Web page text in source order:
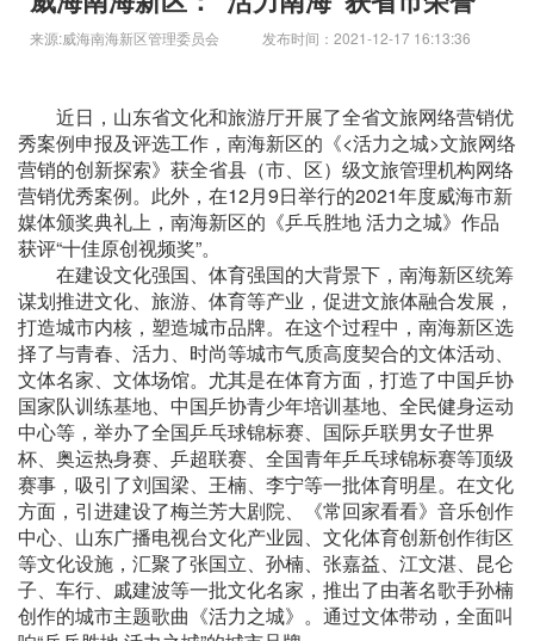
来源:威海南海新区管理委员会 发布时间：2021-12-17 16:13:36
近日，山东省文化和旅游厅开展了全省文旅网络营销优
秀案例申报及评选工作，南海新区的《<活力之城>文旅网络
营销的创新探索》获全省县（市、区）级文旅管理机构网络
营销优秀案例。此外，在12月9日举行的2021年度威海市新
媒体颁奖典礼上，南海新区的《乒乓胜地 活力之城》作品
获评“十佳原创视频奖”。
在建设文化强国、体育强国的大背景下，南海新区统筹
谋划推进文化、旅游、体育等产业，促进文旅体融合发展，
打造城市内核，塑造城市品牌。在这个过程中，南海新区选
择了与青春、活力、时尚等城市气质高度契合的文体活动、
文体名家、文体场馆。尤其是在体育方面，打造了中国乒协
国家队训练基地、中国乒协青少年培训基地、全民健身运动
中心等，举办了全国乒乓球锦标赛、国际乒联男女子世界
杯、奥运热身赛、乒超联赛、全国青年乒乓球锦标赛等顶级
赛事，吸引了刘国梁、王楠、李宁等一批体育明星。在文化
方面，引进建设了梅兰芳大剧院、《常回家看看》音乐创作
中心、山东广播电视台文化产业园、文化体育创新创作街区
等文化设施，汇聚了张国立、孙楠、张嘉益、江文湛、昆仑
子、车行、戚建波等一批文化名家，推出了由著名歌手孙楠
创作的城市主题歌曲《活力之城》。通过文体带动，全面叫